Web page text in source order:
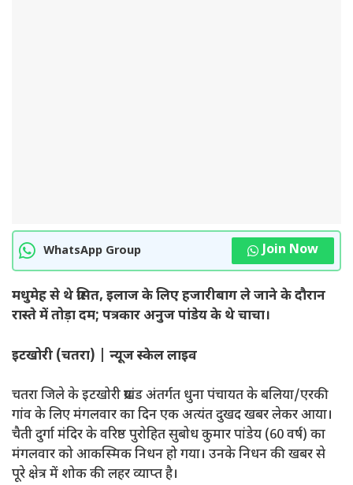
WhatsApp Group Join Now
मधुमेह से थे ग्रसित, इलाज के लिए हजारीबाग ले जाने के दौरान
रास्ते में तोड़ा दम; पत्रकार अनुज पांडेय के थे चाचा।
इटखोरी (चतरा) | न्यूज स्केल लाइव
चतरा जिले के इटखोरी प्रखंड अंतर्गत धुना पंचायत के बलिया/एरकी
गांव के लिए मंगलवार का दिन एक अत्यंत दुखद खबर लेकर आया।
चैती दुर्गा मंदिर के वरिष्ठ पुरोहित सुबोध कुमार पांडेय (60 वर्ष) का
मंगलवार को आकस्मिक निधन हो गया। उनके निधन की खबर से
पूरे क्षेत्र में शोक की लहर व्याप्त है।